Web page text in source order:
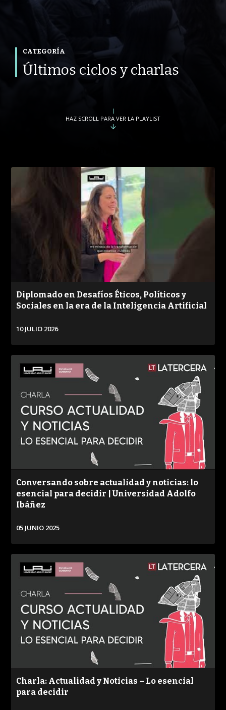
CATEGORÍA
Últimos ciclos y charlas
HAZ SCROLL PARA VER LA PLAYLIST
Diplomado en Desafíos Éticos, Políticos y
Sociales en la era de la Inteligencia Artificial
10 JULIO 2026
VER
Conversando sobre actualidad y noticias: lo
esencial para decidir | Universidad Adolfo
Ibáñez
05 JUNIO 2025
VER
Charla: Actualidad y Noticias – Lo esencial
para decidir
CONVERSACIONES SOBRE LO NUESTRO
REPRODUCCIONES
VISTAS